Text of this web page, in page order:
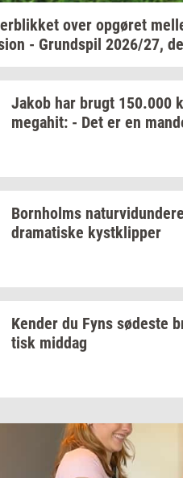
over op­gø­ret
- Grund­spil 2026/27,
Jakob har brugt 150.000
me­ga­hit: - Det er en
Born­holms
dra­ma­ti­ske kyst­klip­per
Ken­der du Fyns sø­de­ste
tisk mid­dag